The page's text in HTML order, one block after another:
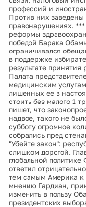
профессий и
Против них
правонарушениях.
реформы
победой Барака
ограничивался
в поддержке
результате
Палата
медицинским
лишенных ее в
стоить без малого 1
пишет, что
надвое, такого не
субботу огромное
собрались пред
"Убейте закон":
слишком дорогой.
глобальной
ответил
тем самым Америка к
мнению Гардиан,
изменить в пользу
президентских